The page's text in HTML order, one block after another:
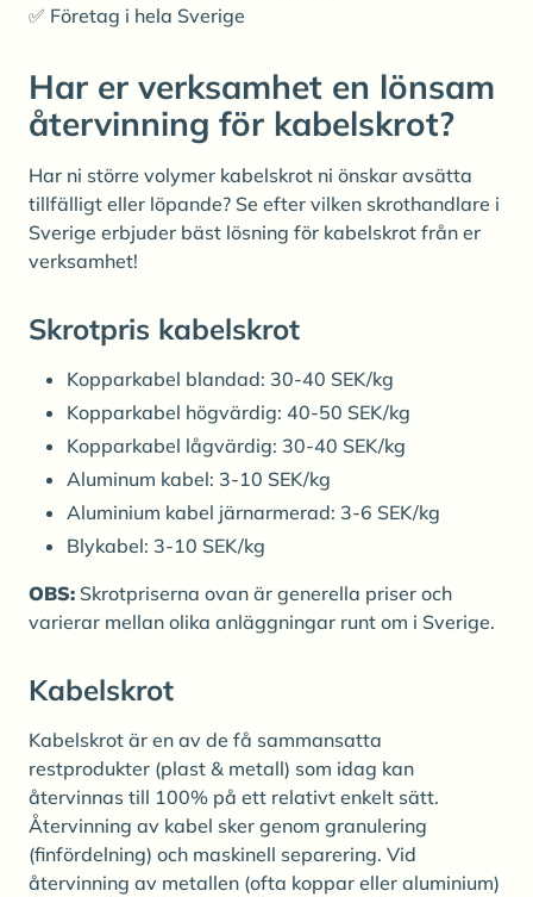
✅ Företag i hela Sverige
Har er verksamhet en lönsam
återvinning för kabelskrot?
Har ni större volymer kabelskrot ni önskar avsätta
tillfälligt eller löpande? Se efter vilken skrothandlare i
Sverige erbjuder bäst lösning för kabelskrot från er
verksamhet!
Skrotpris kabelskrot
Kopparkabel blandad: 30-40 SEK/kg
Kopparkabel högvärdig: 40-50 SEK/kg
Kopparkabel lågvärdig: 30-40 SEK/kg
Aluminum kabel: 3-10 SEK/kg
Aluminium kabel järnarmerad: 3-6 SEK/kg
Blykabel: 3-10 SEK/kg
OBS: Skrotpriserna ovan är generella priser och
varierar mellan olika anläggningar runt om i Sverige.
Kabelskrot
Kabelskrot är en av de få sammansatta
restprodukter (plast & metall) som idag kan
återvinnas till 100% på ett relativt enkelt sätt.
Återvinning av kabel sker genom granulering
(finfördelning) och maskinell separering. Vid
återvinning av metallen (ofta koppar eller aluminium)